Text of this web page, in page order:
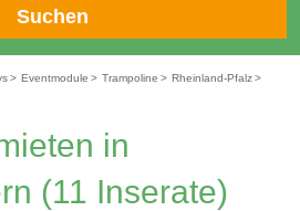
Suchen
> Eventmodule > Trampoline > Rheinland-Pfalz>
in
(11 Inserate)